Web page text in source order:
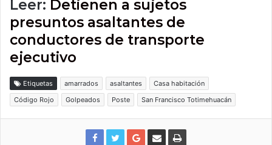
Leer: Detienen a sujetos
presuntos asaltantes de
conductores de transporte
ejecutivo
Etiquetas amarrados asaltantes
Casa habitación
Código Rojo
Golpeados Poste San Francisco Totimehuacán